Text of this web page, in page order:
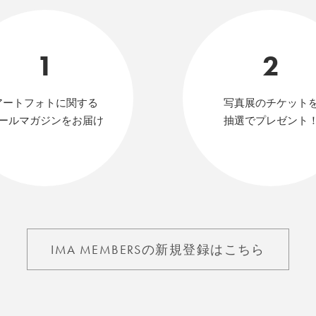
1
ートフォトに関する
ルマガジンをお届け
2
写真展のチケット
抽選でプレゼント
IMA MEMBERSの新規登録はこちら